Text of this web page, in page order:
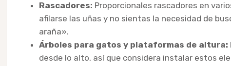
Rascadores: Proporcionales rascadores en
afilarse las uñas y no sientas la necesidad de
araña».
Árboles para gatos y plataformas de altura:
desde lo alto, así que considera instalar estos